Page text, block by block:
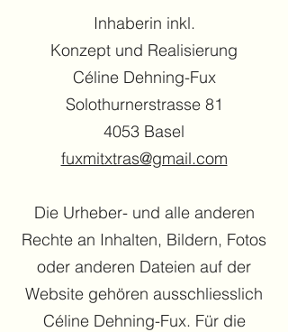
Inhaberin inkl.
Konzept und Realisierung
Céline Dehning-Fux
Solothurnerstrasse 81
4053 Basel
fuxmitxtras@gmail.com
Die Urheber- und alle anderen
Rechte an Inhalten, Bildern, Fotos
oder anderen Dateien auf der
Website gehören ausschliesslich
Céline Dehning-Fux. Für die